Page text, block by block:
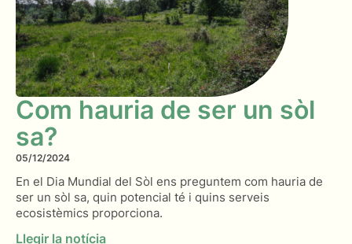
Com hauria de ser un sòl
sa?
05/12/2024
En el Dia Mundial del Sòl ens preguntem com hauria de
ser un sòl sa, quin potencial té i quins serveis
ecosistèmics proporciona.
Llegir la notícia